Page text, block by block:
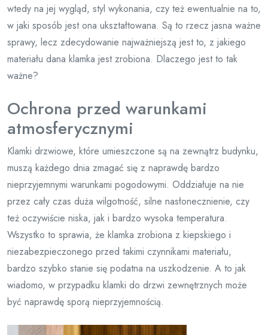
wtedy na jej wygląd, styl wykonania, czy też ewentualnie na to,
w jaki sposób jest ona ukształtowana. Są to rzecz jasna ważne
sprawy, lecz zdecydowanie najważniejszą jest to, z jakiego
materiału dana klamka jest zrobiona. Dlaczego jest to tak
ważne?
Ochrona przed warunkami
atmosferycznymi
Klamki drzwiowe, które umieszczone są na zewnątrz budynku,
muszą każdego dnia zmagać się z naprawdę bardzo
nieprzyjemnymi warunkami pogodowymi. Oddziałuje na nie
przez cały czas duża wilgotność, silne nasłonecznienie, czy
też oczywiście niska, jak i bardzo wysoka temperatura.
Wszystko to sprawia, że klamka zrobiona z kiepskiego i
niezabezpieczonego przed takimi czynnikami materiału,
bardzo szybko stanie się podatna na uszkodzenie. A to jak
wiadomo, w przypadku klamki do drzwi zewnętrznych może
być naprawdę sporą nieprzyjemnością.